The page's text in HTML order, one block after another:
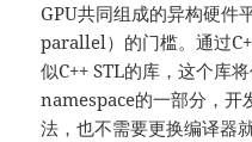
GPU共同组成的异构硬件
parallel）的门槛。通过
似C++ STL的库，这个库
namespace的一部分，开
法，也不需要更换编译器